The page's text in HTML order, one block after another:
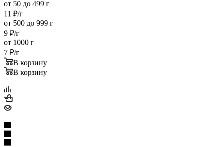
от 50 до 499 г
11 ₽/г
от 500 до 999 г
9 ₽/г
от 1000 г
7 ₽/г
В корзину
В корзину